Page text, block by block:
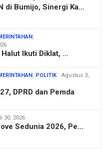
di Bumijo, Sinergi Ka…
,
Ikuti Diklat, …
, POLITIK
Agustus 3,
DPRD dan Pemda
30, 2026
Sedunia 2026, Pe…